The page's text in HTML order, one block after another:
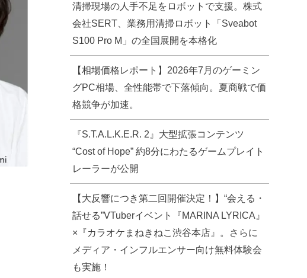
清掃現場の人手不足をロボットで支援。株式
会社SERT、業務用清掃ロボット「Sveabot
S100 Pro M」の全国展開を本格化
【相場価格レポート】2026年7月のゲーミン
グPC相場、全性能帯で下落傾向。夏商戦で価
格競争が加速。
『S.T.A.L.K.E.R. 2』大型拡張コンテンツ
“Cost of Hope” 約8分にわたるゲームプレイト
レーラーが公開
【大反響につき第二回開催決定！】“会える・
話せる”VTuberイベント『MARINA LYRICA』
×『カラオケまねきねこ渋谷本店』。さらに
メディア・インフルエンサー向け無料体験会
も実施！